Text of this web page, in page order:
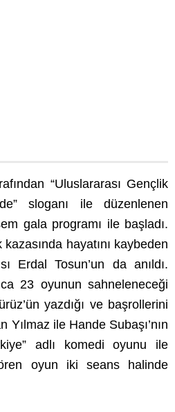
“Uluslararası Gençlik
sloganı ile düzenlenen
gala programı ile başladı.
hayatını kaybeden
Erdal Tosun’un da anıldı.
23 oyunun sahneleneceği
yazdığı ve başrollerini
Yılmaz ile Hande Subaşı’nın
adlı komedi oyunu ile
oyun iki seans halinde